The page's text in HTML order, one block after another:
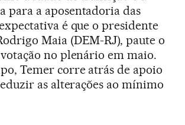
para a aposentadoria das
é que o presidente
Maia (DEM-RJ), paute o
no plenário em maio.
Temer corre atrás de apoio
as alterações ao mínimo